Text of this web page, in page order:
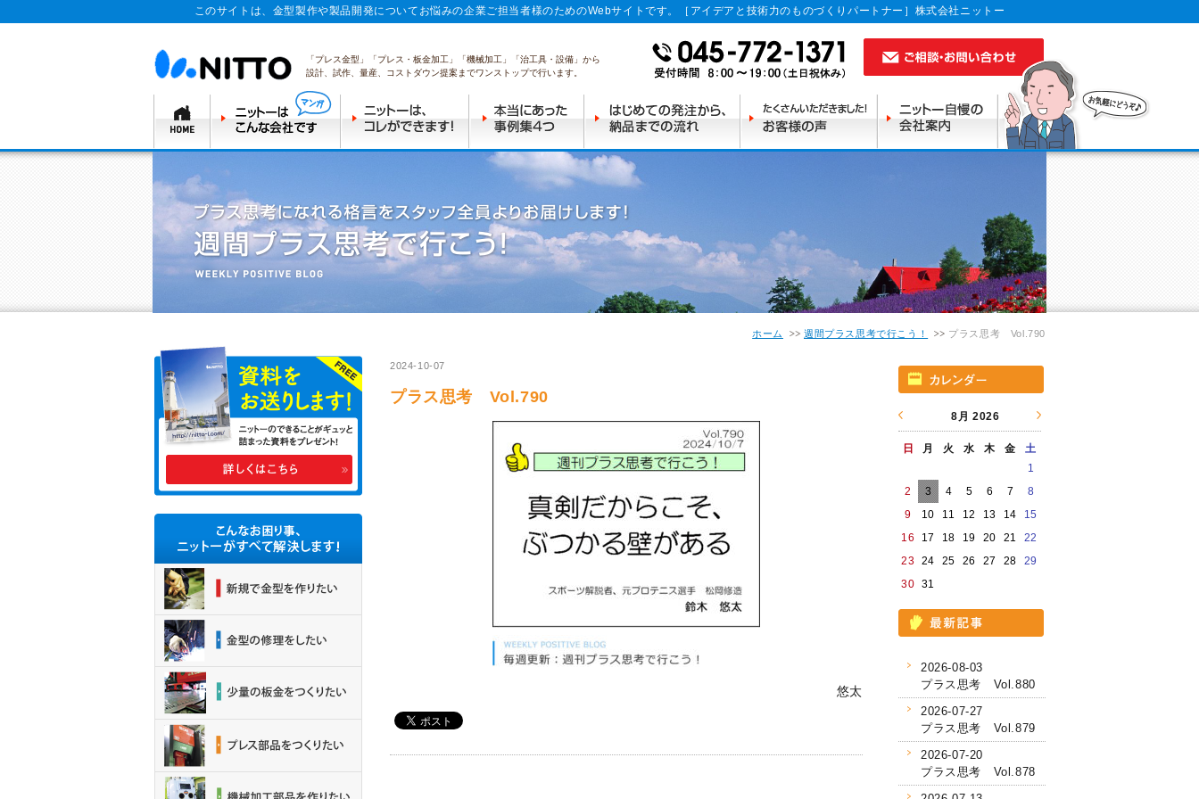
このサイトは、金型製作や製品開発についてお悩みの企業ご担当者様のためのWebサイトです。［アイデアと技術力のものづくりパートナー］株式会社ニットー
「プレス金型」「プレス・板金加工」「機械加工」「治工具・設備」から
設計、試作、量産、コストダウン提案までワンストップで行います。
ホーム 週間プラス思考で行こう！ プラス思考 Vol.790
2024-10-07
プラス思考 Vol.790
悠太
8月 2026
日 月 火 水 木 金
土
1
2
3 4 5 6 7
8
9
10 11 12 13 14
15
16
17 18 19 20 21
22
23 24 25 26 27 28
29
30 31
2026-08-03
プラス思考 Vol.880
2026-07-27
プラス思考 Vol.879
2026-07-20
プラス思考 Vol.878